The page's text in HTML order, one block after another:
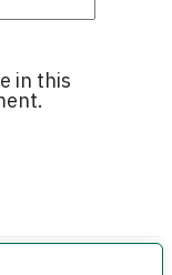
in this